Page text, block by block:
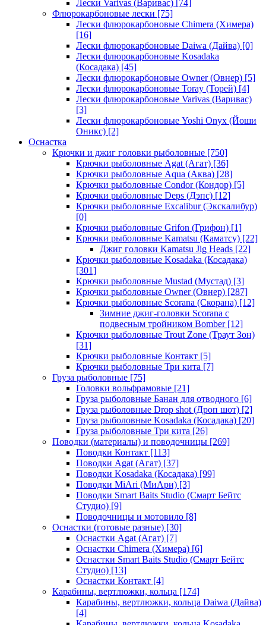
Лески Varivas (Варивас) [74]
Флюрокарбоновые лески [75]
Лески флюрокарбоновые Chimera (Химера)
[16]
Лески флюрокарбоновые Daiwa (Дайва) [0]
Лески флюрокарбоновые Kosadaka
(Косадака) [45]
Лески флюрокарбоновые Owner (Овнер) [5]
Лески флюрокарбоновые Toray (Торей) [4]
Лески флюрокарбоновые Varivas (Варивас)
[3]
Лески флюрокарбоновые Yoshi Onyx (Йоши
Оникс) [2]
Оснастка
Крючки и джиг головки рыболовные [750]
Крючки рыболовные Agat (Агат) [36]
Крючки рыболовные Aqua (Аква) [28]
Крючки рыболовные Condor (Кондор) [5]
Крючки рыболовные Deps (Дэпс) [12]
Крючки рыболовные Excalibur (Экскалибур)
[0]
Крючки рыболовные Grifon (Грифон) [1]
Крючки рыболовные Kamatsu (Каматсу) [22]
Джиг головки Kamatsu Jig Heads [22]
Крючки рыболовные Kosadaka (Косадака)
[301]
Крючки рыболовные Mustad (Мустад) [3]
Крючки рыболовные Owner (Овнер) [287]
Крючки рыболовные Scorana (Скорана) [12]
Зимние джиг-головки Scorana с
подвесным тройником Bomber[12]
Крючки рыболовные Trout Zone (Траут Зон)
[31]
Крючки рыболовные Контакт [5]
Крючки рыболовные Три кита [7]
Груза рыболовные [75]
Головки вольфрамовые [21]
Груза рыболовные Банан для отводного [6]
Груза рыболовные Drop shot (Дроп шот) [2]
Груза рыболовные Kosadaka (Косадака) [20]
Груза рыболовные Три кита [26]
Поводки (материалы) и поводочницы [269]
Поводки Контакт [113]
Поводки Agat (Агат) [37]
Поводки Kosadaka (Косадака) [99]
Поводки MiAri (МиАри) [3]
Поводки Smart Baits Studio (Смарт Бейтс
Студио) [9]
Поводочницы и мотовило [8]
Оснастки (готовые разные) [30]
Оснастки Agat (Агат) [7]
Оснастки Chimera (Химера) [6]
Оснастки Smart Baits Studio (Смарт Бейтс
Студио) [13]
Оснастки Контакт [4]
Карабины, вертлюжки, кольца [174]
Карабины, вертлюжки, кольца Daiwa (Дайва)
[4]